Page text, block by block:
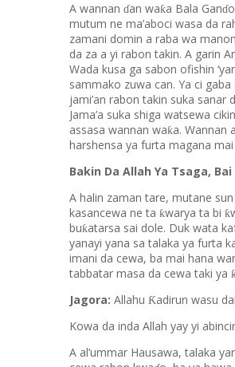
A wannan ɗan waƙa Bala Ganɗ
mutum ne ma’aboci wasa da
zamani domin a raba wa
da za a yi rabon takin. A garin
Wada kusa ga sabon ofishin
sammako zuwa can. Ya ci
jami’an rabon takin suka sanar
Jama’a suka shiga watsewa cikin
assasa wannan waƙa. Wannan
harshensa ya furta magana
Bakin Da Allah Ya Tsaga,
A halin zaman tare, mutane
kasancewa ne ta ƙwarya ta bi ƙ
buƙatarsa sai dole. Duk wata
yanayi yana sa talaka ya furta
imani da cewa, ba mai hana
tabbatar masa da cewa taki ya
Jagora: Allahu Ƙadirun wasu
Kowa da inda Allah yay yi
A al’ummar Hausawa, talaka